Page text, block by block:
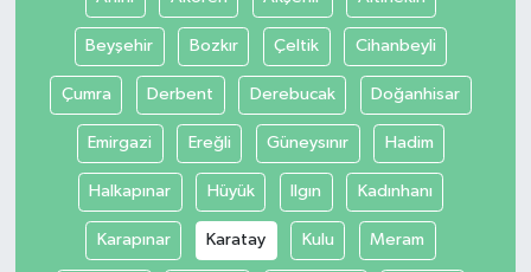
Beyşehir Bozkır Çeltik Cihanbeyli
Çumra Derbent Derebucak Doğanhisar
Emirgazi Ereğli Güneysınır Hadim
Halkapınar Hüyük Ilgın Kadınhanı
Karapınar Karatay Kulu Meram